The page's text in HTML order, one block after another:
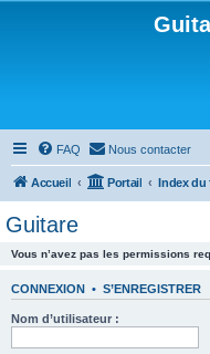
FAQ Nous contacter
Accueil Portail Index du
Guitare
Vous n’avez pas les permissions
CONNEXION • S’ENREGISTRER
Nom d’utilisateur :